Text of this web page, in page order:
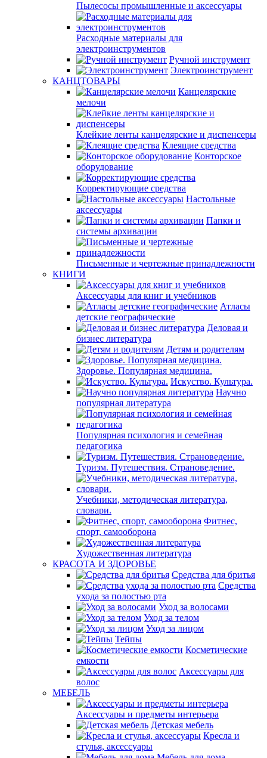
Пылесосы промышленные и аксессуары
Расходные материалы для
электроинструментов
Ручной инструмент
Электроинструмент
КАНЦТОВАРЫ
Канцелярские
мелочи
Клейкие ленты канцелярские и диспенсеры
Клеящие средства
Конторское
оборудование
Корректирующие средства
Настольные
аксессуары
Папки и
системы архивации
Письменные и чертежные принадлежности
КНИГИ
Аксессуары для книг и учебников
Атласы
детские географические
Деловая и
бизнес литература
Детям и родителям
Здоровье. Популярная медицина.
Искуство. Культура.
Научно
популярная литература
Популярная психология и семейная
педагогика
Туризм. Путешествия. Страноведение.
Учебники, методическая литература,
словари.
Фитнес,
спорт, самооборона
Художественная литература
КРАСОТА И ЗДОРОВЬЕ
Средства для бритья
Средства
ухода за полостью рта
Уход за волосами
Уход за телом
Уход за лицом
Тейпы
Косметические
емкости
Аксессуары для
волос
МЕБЕЛЬ
Аксессуары и предметы интерьера
Детская мебель
Кресла и
стулья, аксессуары